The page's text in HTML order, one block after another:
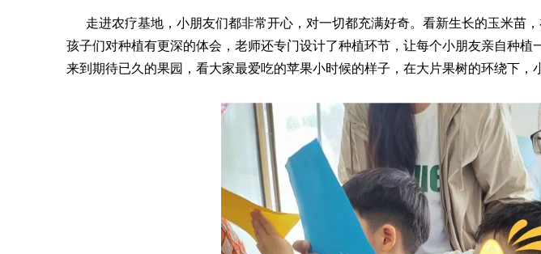
走进农疗基地，小朋友们都非常开心，对一切都充满好奇。看新生长的玉米苗
孩子们对种植有更深的体会，老师还专门设计了种植环节，让每个小朋友亲自种
来到期待已久的果园，看大家最爱吃的苹果小时候的样子，在大片果树的环绕下